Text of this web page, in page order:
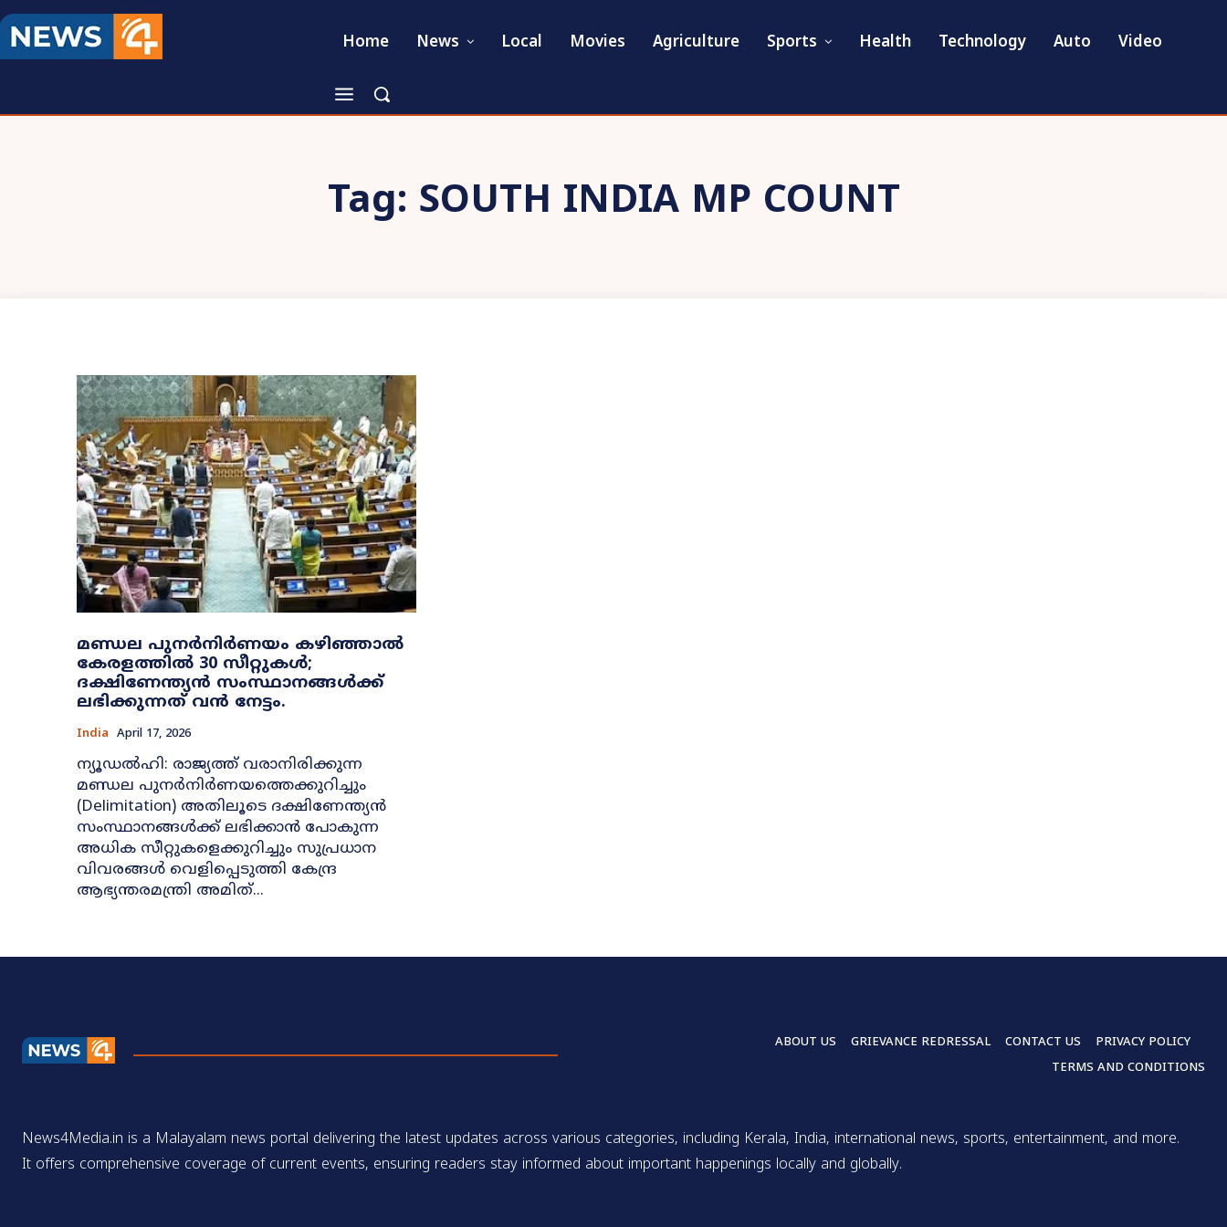
Home News Local Movies Agriculture Sports Health Technology Auto Video
Tag: SOUTH INDIA MP COUNT
മണ്ഡല പുനര്‍നിര്‍ണയം കഴിഞ്ഞാൽ
കേരളത്തിൽ 30 സീറ്റുകൾ;
ദക്ഷിണേന്ത്യന്‍ സംസ്ഥാനങ്ങള്‍ക്ക്
ലഭിക്കുന്നത് വന്‍ നേട്ടം.
India April 17, 2026
ന്യൂഡല്‍ഹി: രാജ്യത്ത് വരാനിരിക്കുന്ന
മണ്ഡല പുനര്‍നിര്‍ണയത്തെക്കുറിച്ചും
(Delimitation) അതിലൂടെ ദക്ഷിണേന്ത്യന്‍
സംസ്ഥാനങ്ങള്‍ക്ക് ലഭിക്കാന്‍ പോകുന്ന
അധിക സീറ്റുകളെക്കുറിച്ചും സുപ്രധാന
വിവരങ്ങള്‍ വെളിപ്പെടുത്തി കേന്ദ്ര
ആഭ്യന്തരമന്ത്രി അമിത്...
ABOUT US GRIEVANCE REDRESSAL CONTACT US
PRIVACY POLICY
TERMS AND CONDITIONS
News4Media.in is a Malayalam news portal delivering the latest updates across various categories, including Kerala, India, international news, sports, entertainment, and more.
It offers comprehensive coverage of current events, ensuring readers stay informed about important happenings locally and globally.